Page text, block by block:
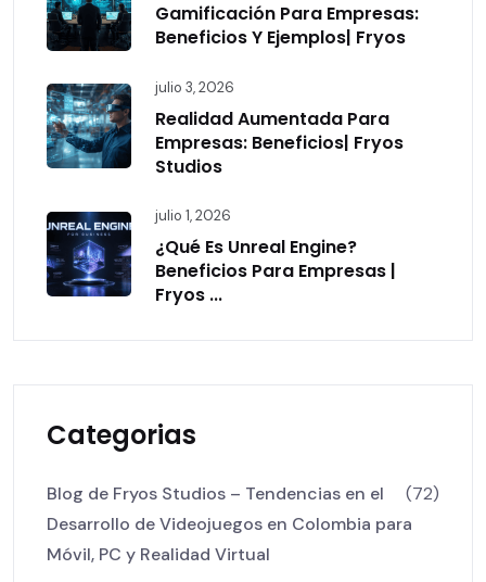
Gamificación Para Empresas:
Beneficios Y Ejemplos| Fryos
julio 3, 2026
Realidad Aumentada Para
Empresas: Beneficios| Fryos
Studios
julio 1, 2026
¿Qué Es Unreal Engine?
Beneficios Para Empresas |
Fryos ...
Categorias
Blog de Fryos Studios – Tendencias en el
Desarrollo de Videojuegos en Colombia para
Móvil, PC y Realidad Virtual
(72)